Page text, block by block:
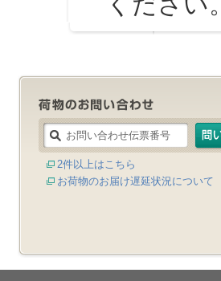
2件以上はこちら
お荷物のお届け遅延状況について